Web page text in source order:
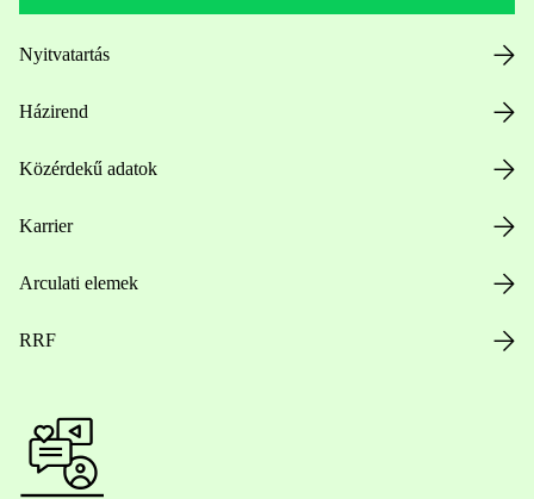
Nyitvatartás
Házirend
Közérdekű adatok
Karrier
Arculati elemek
RRF